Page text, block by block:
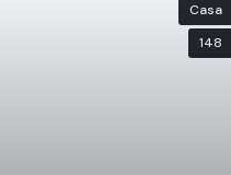
Casa
148